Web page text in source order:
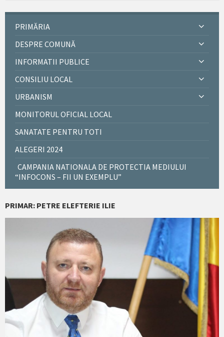
PRIMĂRIA
DESPRE COMUNĂ
INFORMATII PUBLICE
CONSILIU LOCAL
URBANISM
MONITORUL OFICIAL LOCAL
SANATATE PENTRU TOTI
ALEGERI 2024
CAMPANIA NATIONALA DE PROTECTIA MEDIULUI
“INFOCONS – FII UN EXEMPLU”
PRIMAR: PETRE ELEFTERIE ILIE